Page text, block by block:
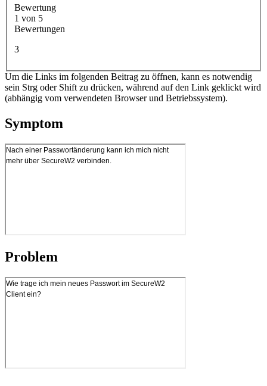
Bewertung
1 von 5
Bewertungen
3
Um die Links im folgenden Beitrag zu öffnen, kann es notwendig
sein Strg oder Shift zu drücken, während auf den Link geklickt wird
(abhängig vom verwendeten Browser und Betriebssystem).
Symptom
Problem